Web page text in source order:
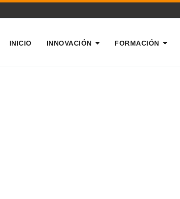
INICIO INNOVACIÓN FORMACIÓN